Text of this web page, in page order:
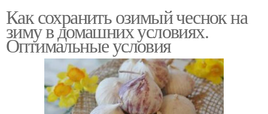
Как сохранить озимый чеснок на
зиму в домашних условиях.
Оптимальные условия